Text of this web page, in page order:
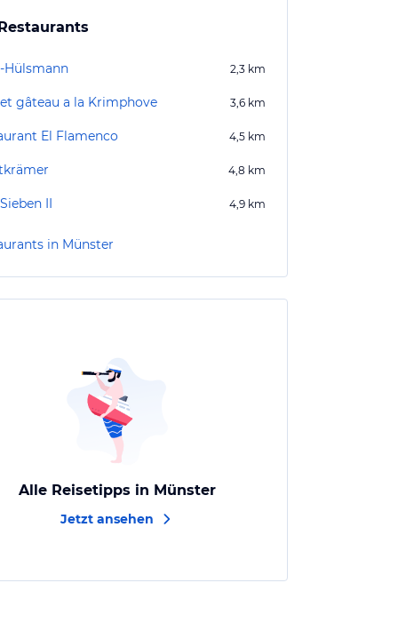
Hülsmann 2,3 km
gâteau a la Krimphove 3,6 km
El Flamenco 4,5 km
4,8 km
II 4,9 km
in Münster
Alle Reisetipps in Münster
Jetzt ansehen